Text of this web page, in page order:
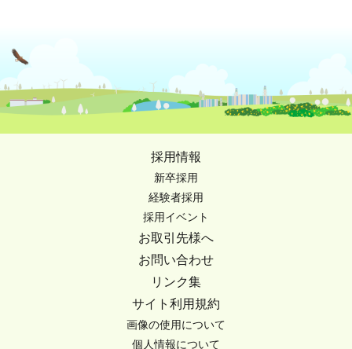
採用情報
新卒採用
経験者採用
採用イベント
お取引先様へ
お問い合わせ
リンク集
サイト利用規約
画像の使用について
個人情報について